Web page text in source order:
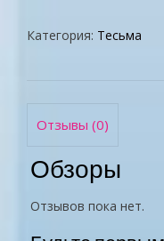
Категория: Тесьма
Отзывы (0)
Обзоры
Отзывов пока нет.